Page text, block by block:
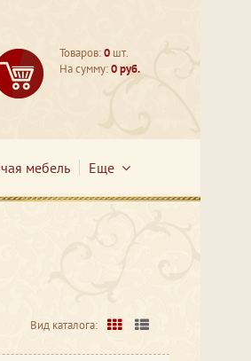
Товаров:0 шт.
На сумму:0 руб.
мебель Еще
Вид каталога: